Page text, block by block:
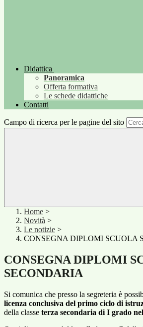
Didattica
Panoramica
Offerta formativa
Le schede didattiche
Contatti
Campo di ricerca per le pagine del sito
Home >
Novità >
Le notizie >
CONSEGNA DIPLOMI SCUOLA
CONSEGNA DIPLOMI
SECONDARIA
Si comunica che presso la segreteria è
licenza conclusiva del primo ciclo di
della classe terza secondaria di I grado